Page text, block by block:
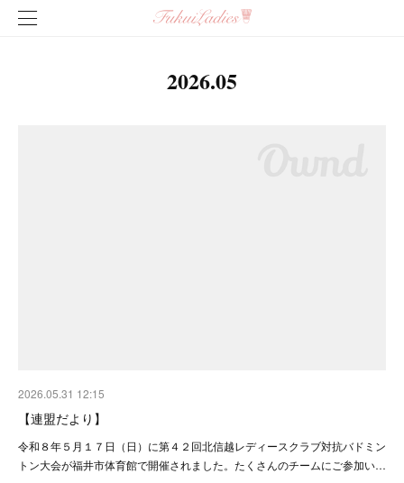
2026.05
2026.05.31 12:15
【連盟だより】
令和８年５月１７日（日）に第４２回北信越レディースクラブ対抗バドミン
トン大会が福井市体育館で開催されました。たくさんのチームにご参加い…